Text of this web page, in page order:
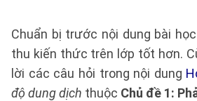
Chuẩn bị trước nội dung bài
thu kiến thức trên lớp tốt hơn.
lời các câu hỏi trong nội dung
độ dung dịch thuộc Chủ đề 1: